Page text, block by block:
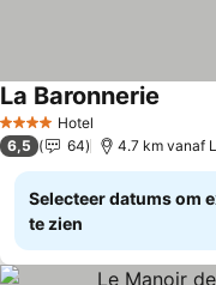
4 SterrenHotel
La Baronnerie
6,5 64 4.7 km vanaf
Selecteer datums om
te zien